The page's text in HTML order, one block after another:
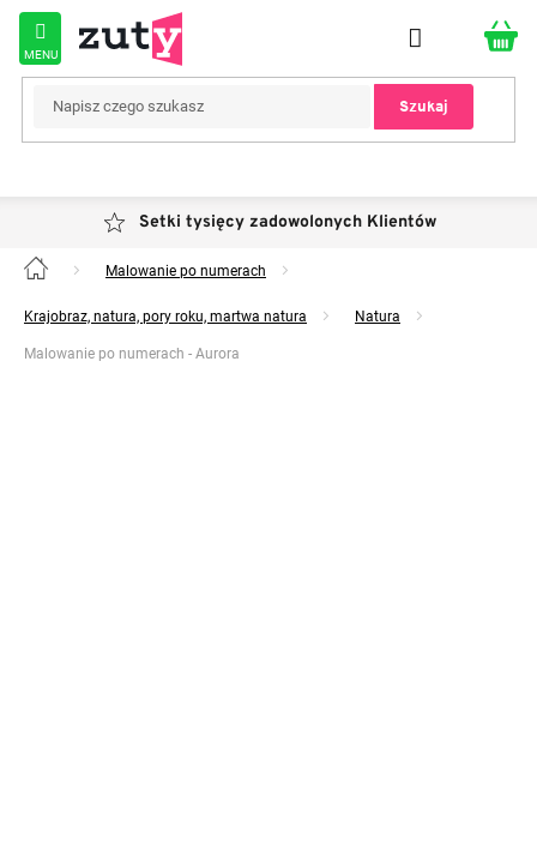
Przejść
treści
Szukaj
Setki tysięcy zadowolonych Klientów
Home Malowanie po numerach
Krajobraz, natura, pory roku, martwa natura Natura
Malowanie po numerach - Aurora